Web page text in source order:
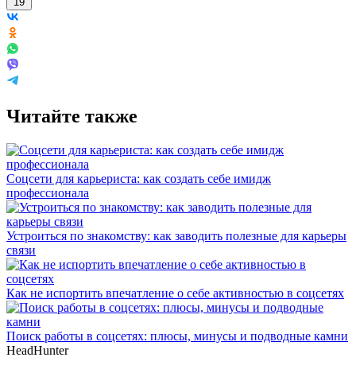
Читайте также
Соцсети для карьериста: как создать себе имидж
профессионала
Устроиться по знакомству: как заводить полезные для карьеры
связи
Как не испортить впечатление о себе активностью в соцсетях
Поиск работы в соцсетях: плюсы, минусы и подводные камни
HeadHunter